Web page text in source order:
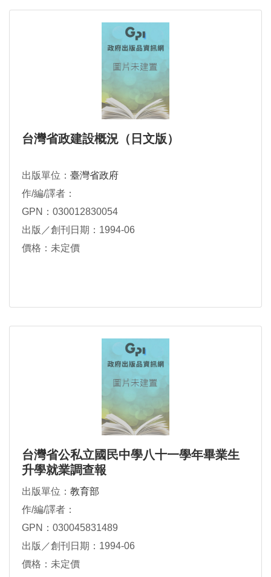
台灣省政建設概況（日文版）
出版單位： 臺灣省政府
作/編/譯者：
GPN：030012830054
出版／創刊日期：1994-06
價格：未定價
台灣省公私立國民中學八十一學年畢業生
升學就業調查報
出版單位： 教育部
作/編/譯者：
GPN：030045831489
出版／創刊日期：1994-06
價格：未定價